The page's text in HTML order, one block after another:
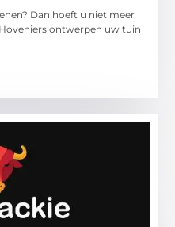
Dan hoeft u niet meer
ontwerpen uw tuin